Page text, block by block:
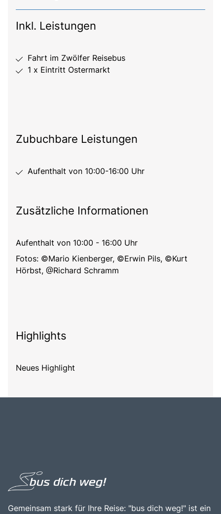
Inkl. Leistungen
Fahrt im Zwölfer Reisebus
1 x Eintritt Ostermarkt
Zubuchbare Leistungen
Aufenthalt von 10:00-16:00 Uhr
Zusätzliche Informationen
Aufenthalt von 10:00 - 16:00 Uhr
Fotos: ©Mario Kienberger, ©Erwin Pils, ©Kurt
Hörbst, @Richard Schramm
Highlights
Neues Highlight
Gemeinsam stark für Ihre Reise: "bus dich weg!" ist ein